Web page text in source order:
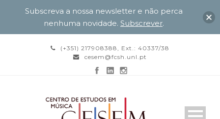
(+351) 217908388, Ext.: 40337/38
cesem@fcsh.unl.pt
Subscreva a nossa newsletter e não perca
nenhuma novidade. Subscrever.